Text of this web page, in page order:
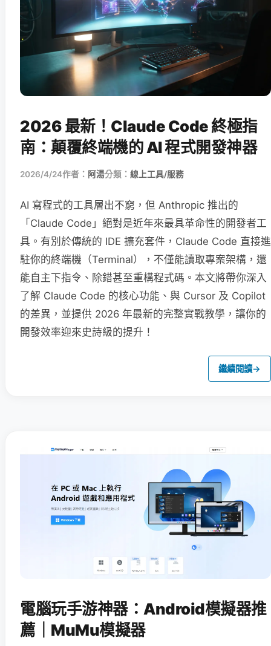
2026 最新！Claude Code 終極指
南：顛覆終端機的 AI 程式開發神器
2026/4/24作者： 阿湯分類： 線上工具/服務
AI 寫程式的工具層出不窮，但 Anthropic 推出的
「Claude Code」絕對是近年來最具革命性的開發者工
具。有別於傳統的 IDE 擴充套件，Claude Code 直接進
駐你的終端機（Terminal），不僅能讀取專案架構，還
能自主下指令、除錯甚至重構程式碼。本文將帶你深入
了解 Claude Code 的核心功能、與 Cursor 及 Copilot
的差異，並提供 2026 年最新的完整實戰教學，讓你的
開發效率迎來史詩級的提升！
繼續閱讀→
電腦玩手游神器：Android模擬器推
薦｜MuMu模擬器